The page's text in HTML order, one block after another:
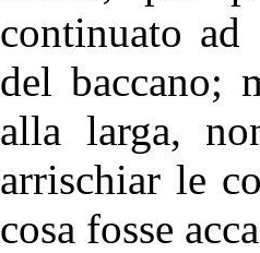
continuato
del baccano;
alla larga,
arrischiar le
cosa fosse